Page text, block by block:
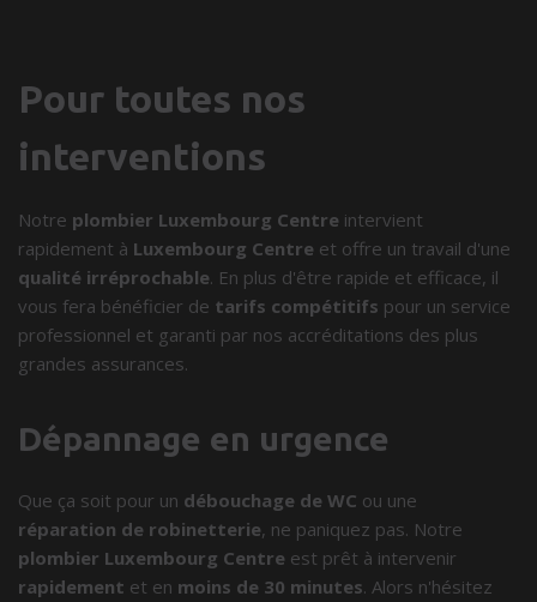
Pour toutes nos
interventions
Notre plombier Luxembourg Centre intervient
rapidement à Luxembourg Centre et offre un travail d'une
qualité irréprochable. En plus d'être rapide et efficace, il
vous fera bénéficier de tarifs compétitifs pour un service
professionnel et garanti par nos accréditations des plus
grandes assurances.
Dépannage en urgence
Que ça soit pour un débouchage de WC ou une
réparation de robinetterie, ne paniquez pas. Notre
plombier Luxembourg Centre est prêt à intervenir
rapidement et en moins de 30 minutes. Alors n'hésitez